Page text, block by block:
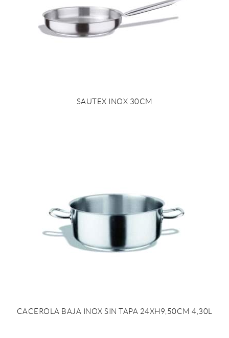
SAUTEX INOX 30CM
CACEROLA BAJA INOX SIN TAPA 24XH9,50CM 4,30L